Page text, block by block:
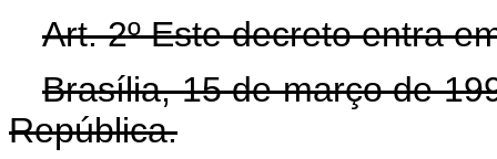
Art. 2º Este decreto entra
Brasília, 15 de março de
República.